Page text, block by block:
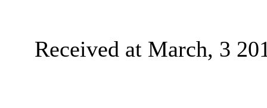
Received at March, 3